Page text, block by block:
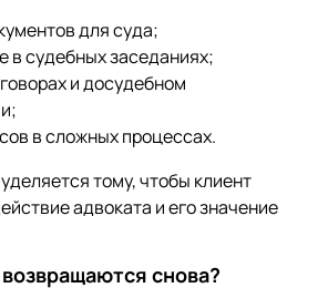
для суда;
в судебных заседаниях;
и досудебном
в сложных процессах.
тому, чтобы клиент
адвоката и его значение
снова?